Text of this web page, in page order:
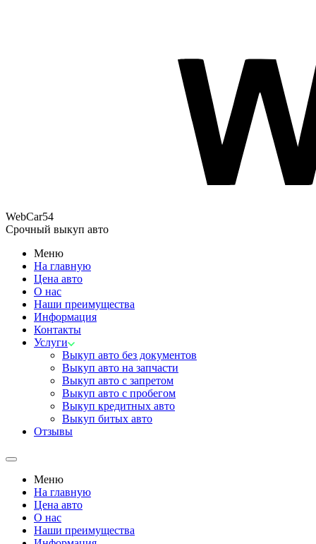
WebCar54
Срочный выкуп авто
Меню
На главную
Цена авто
О нас
Наши преимущества
Информация
Контакты
Услуги
Выкуп авто без документов
Выкуп авто на запчасти
Выкуп авто с запретом
Выкуп авто с пробегом
Выкуп кредитных авто
Выкуп битых авто
Отзывы
Меню
На главную
Цена авто
О нас
Наши преимущества